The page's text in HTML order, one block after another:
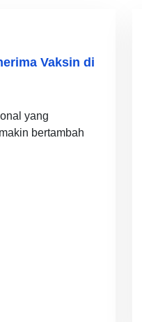
Vaksin di
yang
bertambah